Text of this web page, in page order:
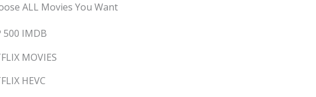
ALL Movies You Want
500 IMDB
MOVIES
HEVC